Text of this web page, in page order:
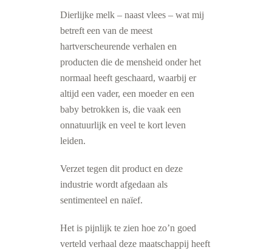
Dierlijke melk – naast vlees – wat mij
betreft een van de meest
hartverscheurende verhalen en
producten die de mensheid onder het
normaal heeft geschaard, waarbij er
altijd een vader, een moeder en een
baby betrokken is, die vaak een
onnatuurlijk en veel te kort leven
leiden.
Verzet tegen dit product en deze
industrie wordt afgedaan als
sentimenteel en naïef.
Het is pijnlijk te zien hoe zo’n goed
verteld verhaal deze maatschappij heeft